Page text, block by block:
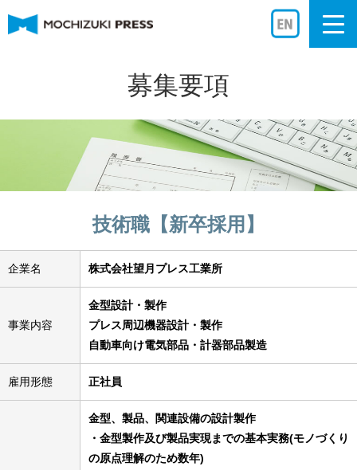
募集要項
技術職【新卒採用】
企業名 株式会社望月プレス工業所
事業内容
金型設計・製作
プレス周辺機器設計・製作
自動車向け電気部品・計器部品製造
雇用形態 正社員
金型、製品、関連設備の設計製作
・金型製作及び製品実現までの基本実務(モノづくり
の原点理解のため数年)